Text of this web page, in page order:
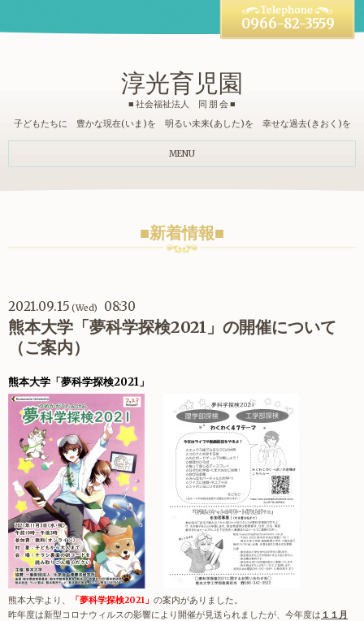
淳光育児園
■ 社会福祉法人 同 朋 会 ■
子どもたちに 豊かな現在(いま)を 明るい未来(あした)を 幸せな過去(きおく)を
0966-82-3559
MENU
■新着情報■
2021.09.15 (Wed) 08:30
熊本大学「夢科学探検2021」の開催について
（ご案内）
熊本大学「夢科学探検2021」
熊本大学より、 「夢科学探検2021」 の案内がありました。
昨年度は新型コロナウィルスの影響により開催が見送られましたが、今年度は １１月